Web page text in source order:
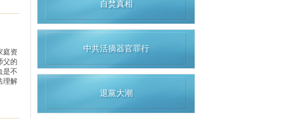
庭资
父的
是不
理解
自焚真相
中共活摘器官罪行
退黨大潮